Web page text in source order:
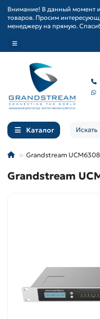
Внимание! В данный момент
товаров. Просим
менеджеру на прямую.
Каталог
Grandstream UCM6308
Grandstream